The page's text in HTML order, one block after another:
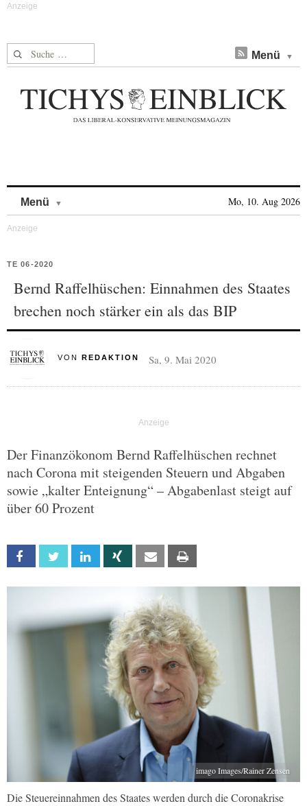
Suche nach: Menü
Menü Mo, 10. Aug 2026
TE 06-2020
Bernd Raffelhüschen: Einnahmen des Staates
brechen noch stärker ein als das BIP
VON REDAKTION Sa, 9. Mai 2020
Der Finanzökonom Bernd Raffelhüschen rechnet
nach Corona mit steigenden Steuern und Abgaben
sowie „kalter Enteignung“ – Abgabenlast steigt auf
über 60 Prozent
Facebook Twitter Linkedin Xing Email
imago Images/Rainer Zensen
Die Steuereinnahmen des Staates werden durch die Coronakrise